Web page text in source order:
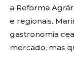
a Reforma
e regionais.
gastronomia
mercado, mas